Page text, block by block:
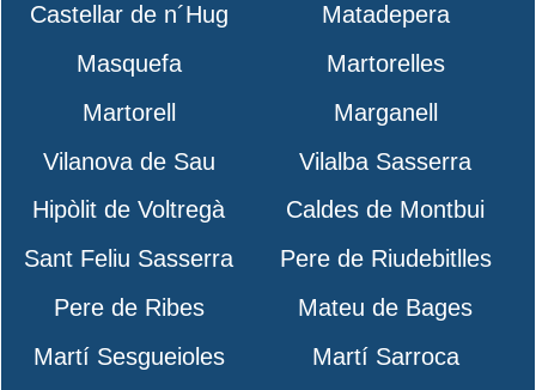
Castellar de n´Hug
Matadepera
Masquefa
Martorelles
Martorell
Marganell
Vilanova de Sau
Vilalba Sasserra
Hipòlit de Voltregà
Caldes de Montbui
Sant Feliu Sasserra
Pere de Riudebitlles
Pere de Ribes
Mateu de Bages
Martí Sesgueioles
Martí Sarroca